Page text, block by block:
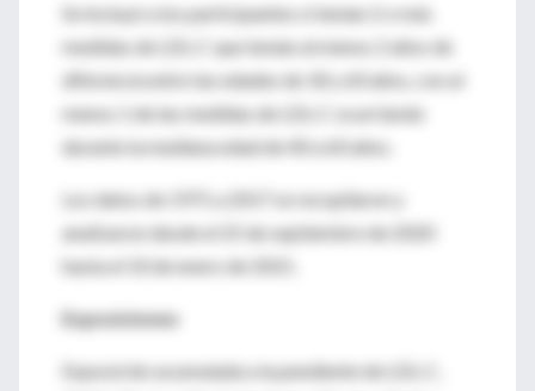
Se incluyó a los participantes si tenían 2 o más
medidas de LDL-C que tenían al menos 2 años de
diferencia entre las edades de 18 y 60 años, con al
menos 1 de las medidas de LDL-C ocurriendo
durante la mediana edad de 40 a 60 años.
Los datos de 1971 a 2017 se recopilaron y
analizaron desde el 25 de septiembre de 2020
hasta el 10 de enero de 2021.
Exposiciones
Exposición acumulada a la pendiente de LDL-C,